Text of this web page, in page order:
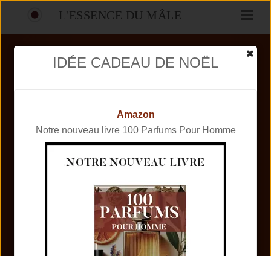
L'ESSENCE DU MÂLE
Encre Noire de Lalique est une fragrance masculine
iconique, lancée en 2006 et rapidement devenue un
parfum est une véritable ode au...
Posté par : Mathieu, le 2018-05-01 -
IDÉE CADEAU DE NOËL
Amazon
Notre nouveau livre 100 Parfums Pour Homme